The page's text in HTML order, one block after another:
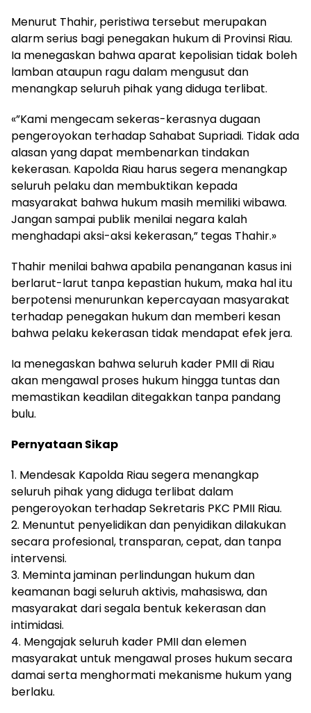
Menurut Thahir, peristiwa tersebut merupakan
alarm serius bagi penegakan hukum di Provinsi Riau.
Ia menegaskan bahwa aparat kepolisian tidak boleh
lamban ataupun ragu dalam mengusut dan
menangkap seluruh pihak yang diduga terlibat.
«”Kami mengecam sekeras-kerasnya dugaan
pengeroyokan terhadap Sahabat Supriadi. Tidak ada
alasan yang dapat membenarkan tindakan
kekerasan. Kapolda Riau harus segera menangkap
seluruh pelaku dan membuktikan kepada
masyarakat bahwa hukum masih memiliki wibawa.
Jangan sampai publik menilai negara kalah
menghadapi aksi-aksi kekerasan,” tegas Thahir.»
Thahir menilai bahwa apabila penanganan kasus ini
berlarut-larut tanpa kepastian hukum, maka hal itu
berpotensi menurunkan kepercayaan masyarakat
terhadap penegakan hukum dan memberi kesan
bahwa pelaku kekerasan tidak mendapat efek jera.
Ia menegaskan bahwa seluruh kader PMII di Riau
akan mengawal proses hukum hingga tuntas dan
memastikan keadilan ditegakkan tanpa pandang
bulu.
Pernyataan Sikap
1. Mendesak Kapolda Riau segera menangkap
seluruh pihak yang diduga terlibat dalam
pengeroyokan terhadap Sekretaris PKC PMII Riau.
2. Menuntut penyelidikan dan penyidikan dilakukan
secara profesional, transparan, cepat, dan tanpa
intervensi.
3. Meminta jaminan perlindungan hukum dan
keamanan bagi seluruh aktivis, mahasiswa, dan
masyarakat dari segala bentuk kekerasan dan
intimidasi.
4. Mengajak seluruh kader PMII dan elemen
masyarakat untuk mengawal proses hukum secara
damai serta menghormati mekanisme hukum yang
berlaku.